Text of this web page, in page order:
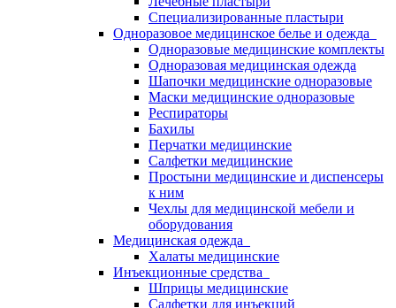
Специализированные пластыри
Одноразовое медицинское белье и одежда
Одноразовые медицинские комплекты
Одноразовая медицинская одежда
Шапочки медицинские одноразовые
Маски медицинские одноразовые
Респираторы
Бахилы
Перчатки медицинские
Салфетки медицинские
Простыни медицинские и диспенсеры
к ним
Чехлы для медицинской мебели и
оборудования
Медицинская одежда
Халаты медицинские
Инъекционные средства
Шприцы медицинские
Салфетки для инъекций